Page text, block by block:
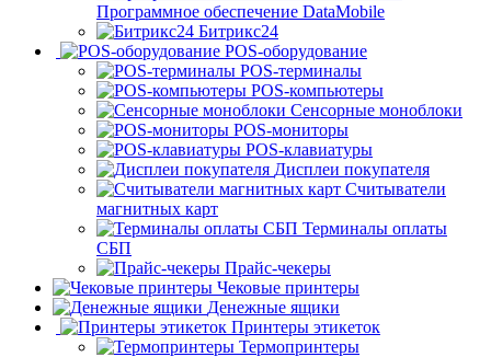
Программное обеспечение DataMobile
Битрикс24
POS-оборудование
POS-терминалы
POS-компьютеры
Сенсорные моноблоки
POS-мониторы
POS-клавиатуры
Дисплеи покупателя
Считыватели
магнитных карт
Терминалы оплаты
СБП
Прайс-чекеры
Чековые принтеры
Денежные ящики
Принтеры этикеток
Термопринтеры